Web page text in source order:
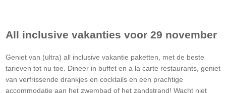
All inclusive vakanties voor 29 november
Geniet van (ultra) all inclusive vakantie paketten, met de beste
tarieven tot nu toe. Dineer in buffet en a la carte restaurants, geniet
van verfrissende drankjes en cocktails en een prachtige
accommodatie aan het zwembad of het zandstrand! Wacht niet